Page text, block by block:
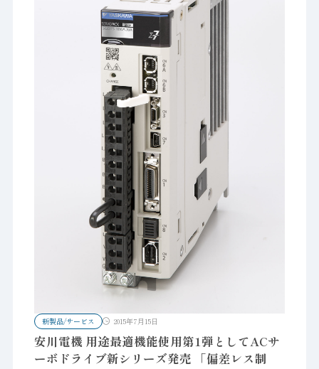
新製品/サービス 2015年7月15日
安川電機 用途最適機能使用第1弾としてACサ
ーボドライブ新シリーズ発売 「偏差レス制